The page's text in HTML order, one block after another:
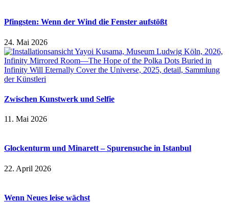
Pfingsten: Wenn der Wind die Fenster aufstößt
24. Mai 2026
Zwischen Kunstwerk und Selfie
11. Mai 2026
Glockenturm und Minarett – Spurensuche in Istanbul
22. April 2026
Wenn Neues leise wächst